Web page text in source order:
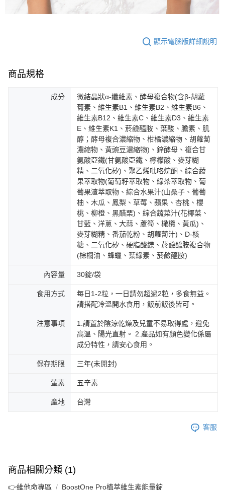
顯示電腦版詳細說明
商品規格
成分
微結晶狀α-纖維素、酵母複合物(含β-胡蘿
蔔素、維生素B1、維生素B2、維生素B6、
維生素B12、維生素C、維生素D3、維生素
E、維生素K1、菸鹼醯胺、葉酸、膽素、肌
醇；酵母複合濃縮物、柑橘濃縮物、胡蘿蔔
濃縮物、黃豌豆濃縮物)、鋅酵母、複合甘
氨酸亞鐵(甘氨酸亞鐵、檸檬酸、麥芽糊
精、二氧化矽)、聚乙烯吡咯烷酮、綜合蔬
果萃取物(葡萄籽萃取物、綠茶萃取物、葡
萄果渣萃取物、綜合水果汁(山桑子、葡萄
柚、木瓜、鳳梨、草莓、蘋果、杏桃、櫻
桃、柳橙、黑醋栗)、綜合蔬菜汁(花椰菜、
甘藍、洋蔥、大蒜、蘆筍、橄欖、黃瓜)、
麥芽糊精、番茄乾粉、胡蘿蔔汁)、D-核
糖、二氧化矽、硬脂酸鎂、菸鹼醯胺複合物
(棕櫚油、蜂蠟、葉綠素、菸鹼醯胺)
內容量 30錠/袋
食用方式
每日1-2粒，一日請勿超過2粒，多食無益。
請搭配冷溫開水食用，飯前飯後皆可。
注意事項
1.請置於陰涼乾燥及兒童不易取得處，避免
高溫、陽光直射。 2.產品如有顏色變化係屬
成分特性，請安心食用。
保存期限 三年(未開封)
葷素 五辛素
產地 台灣
客服
商品相關分類 (1)
👉維他命專區 BoostOne Pro植萃維生素能量錠